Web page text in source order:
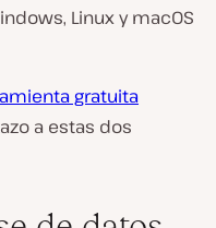
Linux y macOS
gratuita
a estas dos